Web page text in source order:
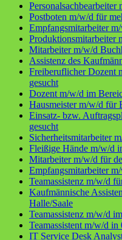
Personalsachbearbeiter
Postboten m/w/d für
Empfangsmitarbeiter
Produktionsmitarbeiter
Mitarbeiter m/w/d
Assistenz des
Freiberuflicher Dozent
gesucht
Dozent m/w/d im
Hausmeister m/w/d für
Einsatz- bzw.
gesucht
Sicherheitsmitarbeiter
Fleißige Hände m/w/d
Mitarbeiter m/w/d für
Empfangsmitarbeiter
Teamassistenz m/w/d
Kaufmännische
Halle/Saale
Teamassistenz m/w/d
Teamassistent m/w/d in
IT Service Desk